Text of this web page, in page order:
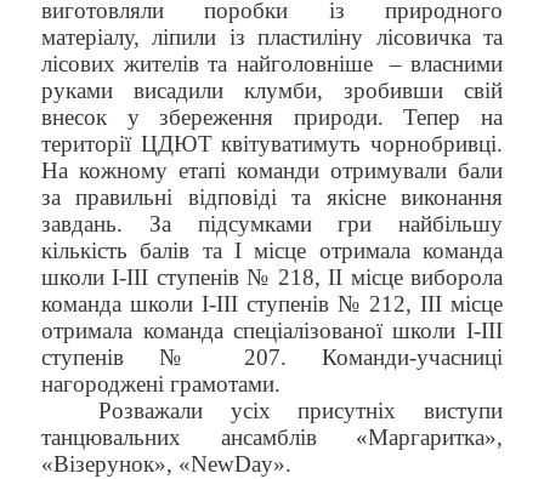
виготовляли поробки із природного
матеріалу, ліпили із пластиліну лісовичка та
лісових жителів та найголовніше
– власними
руками висадили клумби, зробивши свій
внесок у збереження природи. Тепер на
території ЦДЮТ квітуватимуть чорнобривці.
На кожному етапі команди отримували бали
за правильні відповіді та якісне виконання
завдань. За підсумками гри найбільшу
кількість балів та І місце отримала команда
школи І-ІІІ ступенів № 218, ІІ місце виборола
команда школи І-ІІІ ступенів № 212, ІІІ місце
отримала команда спеціалізованої школи І-ІІІ
ступенів № 207. Команди-учасниці
нагороджені грамотами.
Розважали усіх присутніх виступи
танцювальних ансамблів «Маргаритка»,
«Візерунок», «NewDay».